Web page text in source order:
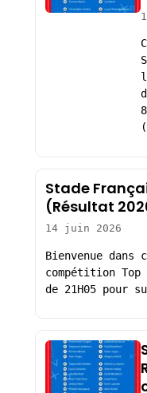
Stade
(Résultat
14 juin 2026
Bienvenue
compétition
de 21H05 pour